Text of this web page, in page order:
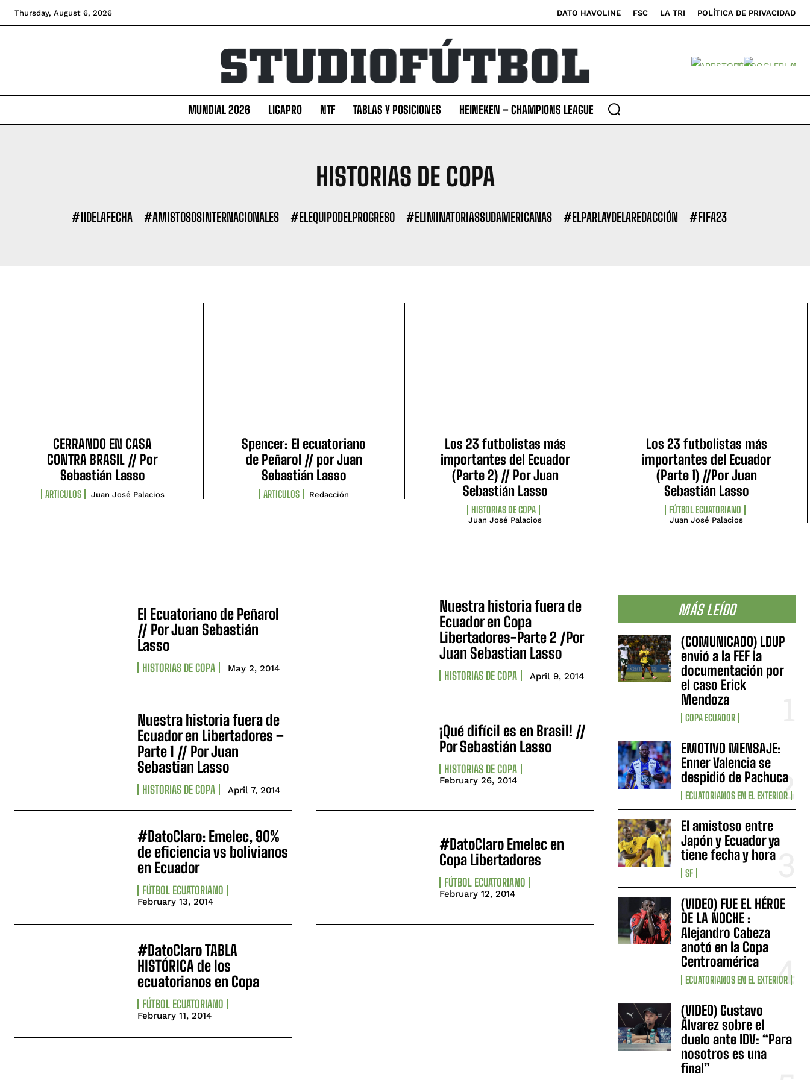
Thursday, August 6, 2026 DATO HAVOLINE FSC LA TRI POLÍTICA DE PRIVACIDAD
MUNDIAL 2026 LIGAPRO NTF TABLAS Y POSICIONES HEINEKEN – CHAMPIONS LEAGUE
HISTORIAS DE COPA
#11DELAFECHA #AMISTOSOSINTERNACIONALES #ELEQUIPODELPROGRESO #ELIMINATORIASSUDAMERICANAS #ELPARLAYDELAREDACCIÓN #FIFA23
CERRANDO EN CASA
CONTRA BRASIL // Por
Sebastián Lasso
ARTICULOS Juan José Palacios
Spencer: El ecuatoriano
de Peñarol // por Juan
Sebastián Lasso
ARTICULOS Redacción
Los 23 futbolistas más
importantes del Ecuador
(Parte 2) // Por Juan
Sebastián Lasso
HISTORIAS DE COPA
Juan José Palacios
Los 23 futbolistas más
importantes del Ecuador
(Parte 1) //Por Juan
Sebastián Lasso
FÚTBOL ECUATORIANO
Juan José Palacios
El Ecuatoriano de Peñarol
// Por Juan Sebastián
Lasso
HISTORIAS DE COPA May 2, 2014
Nuestra historia fuera de
Ecuador en Copa
Libertadores-Parte 2 /Por
Juan Sebastian Lasso
HISTORIAS DE COPA April 9, 2014
Nuestra historia fuera de
Ecuador en Libertadores –
Parte 1 // Por Juan
Sebastian Lasso
HISTORIAS DE COPA April 7, 2014
¡Qué difícil es en Brasil! //
Por Sebastián Lasso
HISTORIAS DE COPA
February 26, 2014
#DatoClaro: Emelec, 90%
de eficiencia vs bolivianos
en Ecuador
FÚTBOL ECUATORIANO
February 13, 2014
#DatoClaro Emelec en
Copa Libertadores
FÚTBOL ECUATORIANO
February 12, 2014
#DatoClaro TABLA
HISTÓRICA de los
ecuatorianos en Copa
FÚTBOL ECUATORIANO
February 11, 2014
MÁS LEÍDO
(COMUNICADO) LDUP
envió a la FEF la
documentación por
el caso Erick
Mendoza
COPA ECUADOR
EMOTIVO MENSAJE:
Enner Valencia se
despidió de Pachuca
ECUATORIANOS EN EL EXTERIOR
El amistoso entre
Japón y Ecuador ya
tiene fecha y hora
SF
(VIDEO) FUE EL HÉROE
DE LA NOCHE :
Alejandro Cabeza
anotó en la Copa
Centroamérica
ECUATORIANOS EN EL EXTERIOR
(VIDEO) Gustavo
Álvarez sobre el
duelo ante IDV: “Para
nosotros es una
final”